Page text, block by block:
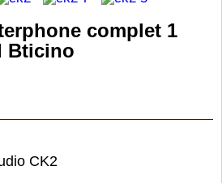
complet 1
Bticino
CK2